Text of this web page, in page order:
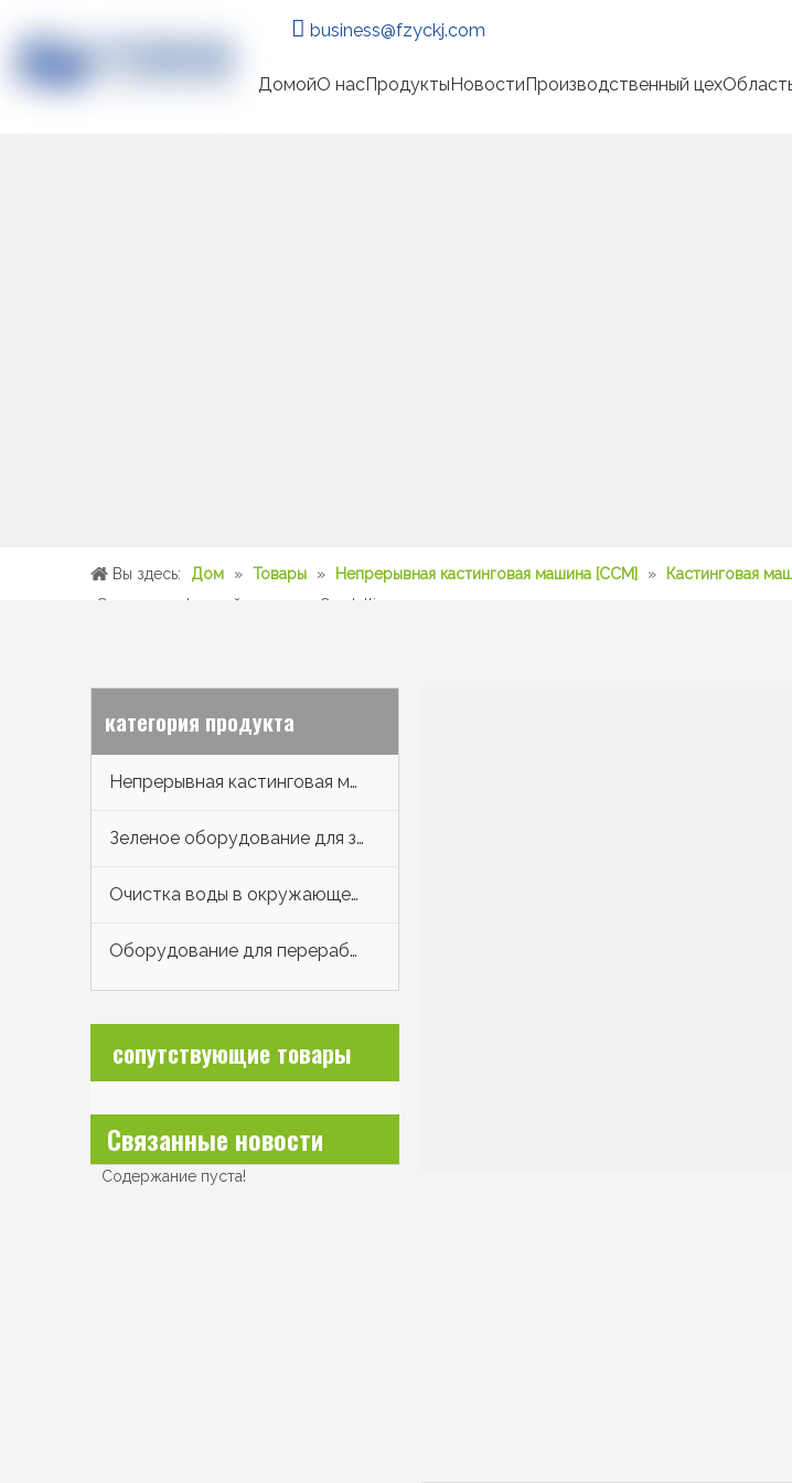
 business@fzyckj.com
ДомойО насПродуктыНовостиПроизводственный цех
Вы здесь: Дом » Товары » Непрерывная кастинговая машина [CCM] » Кастинговая
Система цифровой разведки Crystallizer
категория продукта
Непрерывная кастинговая машина [CCM]
Зеленое оборудование для защиты окружающей среды
Очистка воды в окружающей среде
Оборудование для переработки лома
сопутствующие товары
Связанные новости
Содержание пуста!